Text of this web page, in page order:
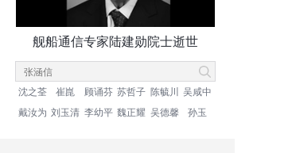
舰船通信专家陆建勋院士逝世
沈之荃 崔崑 顾诵芬 苏哲子 陈毓川
吴咸中
戴汝为 刘玉清 李幼平 魏正耀 吴德馨 孙玉